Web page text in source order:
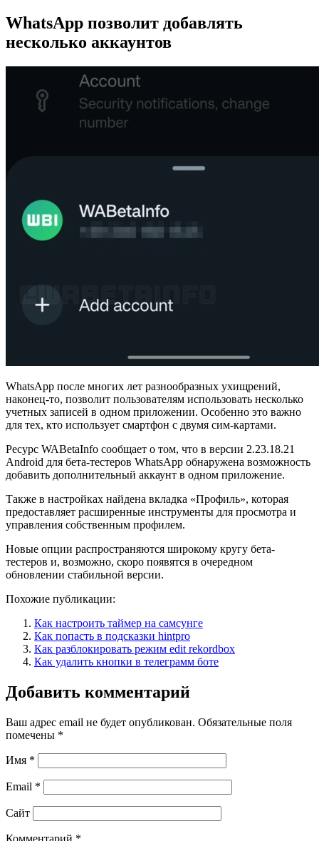
WhatsApp позволит добавлять
несколько аккаунтов
WhatsApp после многих лет разнообразных ухищрений,
наконец-то, позволит пользователям использовать несколько
учетных записей в одном приложении. Особенно это важно
для тех, кто использует смартфон с двумя сим-картами.
Ресурс WABetaInfo сообщает о том, что в версии 2.23.18.21
Android для бета-тестеров WhatsApp обнаружена возможность
добавить дополнительный аккаунт в одном приложение.
Также в настройках найдена вкладка «Профиль», которая
предоставляет расширенные инструменты для просмотра и
управления собственным профилем.
Новые опции распространяются широкому кругу бета-
тестеров и, возможно, скоро появятся в очередном
обновлении стабильной версии.
Похожие публикации:
Как настроить таймер на самсунге
Как попасть в подсказки hintpro
Как разблокировать режим edit rekordbox
Как удалить кнопки в телеграмм боте
Добавить комментарий
Ваш адрес email не будет опубликован. Обязательные поля
помечены *
Имя *
Email *
Сайт
Комментарий *